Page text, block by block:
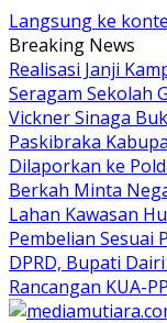
Langsung ke
Breaking News
Realisasi Janji
Seragam Sekolah
Vickner Sinaga
Paskibraka
Dilaporkan ke
Berkah Minta
Lahan Kawasan
Pembelian Sesuai
DPRD, Bupati
Rancangan KUA-